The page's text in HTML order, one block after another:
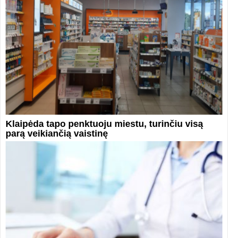
Klaipėda tapo penktuoju miestu, turinčiu visą
parą veikiančią vaistinę